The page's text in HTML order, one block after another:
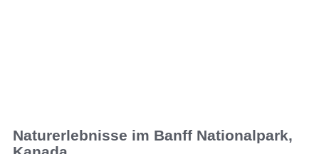
Naturerlebnisse im Banff Nationalpark,